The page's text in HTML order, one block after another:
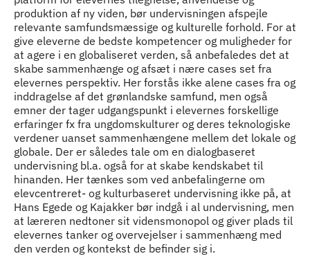
produktion af ny viden, bør undervisningen afspejle
relevante samfundsmæssige og kulturelle forhold. For at
give eleverne de bedste kompetencer og muligheder for
at agere i en globaliseret verden, så anbefaledes det at
skabe sammenhænge og afsæt i nære cases set fra
elevernes perspektiv. Her forstås ikke alene cases fra og
inddragelse af det grønlandske samfund, men også
emner der tager udgangspunkt i elevernes forskellige
erfaringer fx fra ungdomskulturer og deres teknologiske
verdener uanset sammenhængene mellem det lokale og
globale. Der er således tale om en dialogbaseret
undervisning bl.a. også for at skabe kendskabet til
hinanden. Her tænkes som ved anbefalingerne om
elevcentreret- og kulturbaseret undervisning ikke på, at
Hans Egede og Kajakker bør indgå i al undervisning, men
at læreren nedtoner sit vidensmonopol og giver plads til
elevernes tanker og overvejelser i sammenhæng med
den verden og kontekst de befinder sig i.